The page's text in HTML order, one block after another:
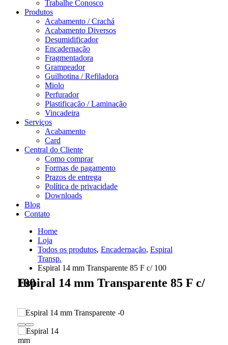
Trabalhe Conosco
Produtos
Acabamento / Crachá
Acabamento Diversos
Desumidificador
Encadernação
Fragmentadora
Grampeador
Guilhotina / Refiladora
Miolo
Perfurador
Plastificação / Laminação
Vincadeira
Serviços
Acabamento
Card
Central do Cliente
Como comprar
Formas de pagamento
Prazos de entrega
Política de privacidade
Downloads
Blog
Contato
Home
Loja
Todos os produtos, Encadernação, Espiral
Transp.
Espiral 14 mm Transparente 85 F c/ 100
Espiral 14 mm Transparente 85 F c/ 100